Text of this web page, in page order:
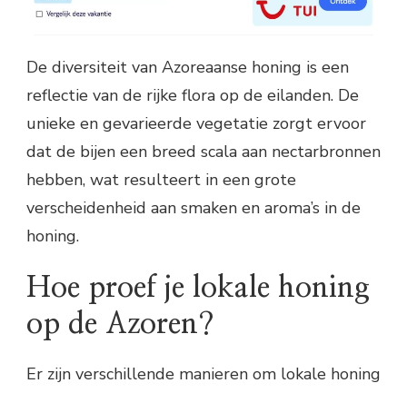
De diversiteit van Azoreaanse honing is een
reflectie van de rijke flora op de eilanden. De
unieke en gevarieerde vegetatie zorgt ervoor
dat de bijen een breed scala aan nectarbronnen
hebben, wat resulteert in een grote
verscheidenheid aan smaken en aroma’s in de
honing.
Hoe proef je lokale honing
op de Azoren?
Er zijn verschillende manieren om lokale honing